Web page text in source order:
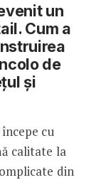
un
Cum a
de
și
cu
calitate la
din